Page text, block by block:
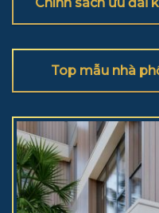
Top mẫu nhà